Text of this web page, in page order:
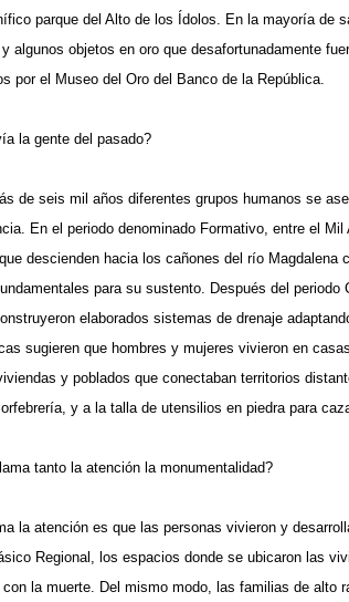
parque del Alto de los Ídolos. En la mayoría de
algunos objetos en oro que desafortunadamente
por el Museo del Oro del Banco de la República.
la gente del pasado?
de seis mil años diferentes grupos humanos se
En el periodo denominado Formativo, entre el
descienden hacia los cañones del río
para su sustento. Después del
elaborados sistemas de drenaje
sugieren que hombres y mujeres vivieron en
y poblados que conectaban territorios
y a la talla de utensilios en piedra para
tanto la atención la monumentalidad?
la atención es que las personas vivieron y
Regional, los espacios donde se ubicaron las
la muerte. Del mismo modo, las familias de alto